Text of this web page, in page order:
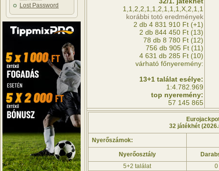
Lost Password
1,1,2,2,1,1,2,1,1,1,X,2,1,1
korábbi totó eredmények
2 db 4 831 910 Ft (+1)
2 db 844 450 Ft (13)
78 db 8 780 Ft (12)
756 db 905 Ft (11)
4 631 db 285 Ft (10)
várható főnyeremény:
13+1 találat esélye:
1:4.782.969
top nyeremény:
57 145 865
32 játékhét
Nyerőszámok:
Nyerőosztály
5+2 találat
0